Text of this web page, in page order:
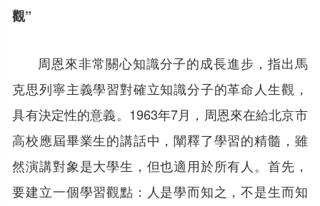
觀”
周恩來非常關心知識分子的成長進步，指出馬
克思列寧主義學習對確立知識分子的革命人生觀，
具有決定性的意義。1963年7月，周恩來在給北京市
高校應屆畢業生的講話中，闡釋了學習的精髓，雖
然演講對象是大學生，但也適用於所有人。首先，
要建立一個學習觀點：人是學而知之，不是生而知